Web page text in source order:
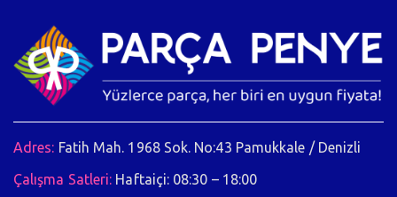
Adres: Fatih Mah. 1968 Sok. No:43 Pamukkale / Denizli
Çalışma Satleri: Haftaiçi: 08:30 – 18:00